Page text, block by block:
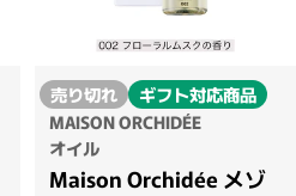
売り切れ
ギフト対応商品
MAISON ORCHIDÉE
オイル
Maison Orchidée メゾ